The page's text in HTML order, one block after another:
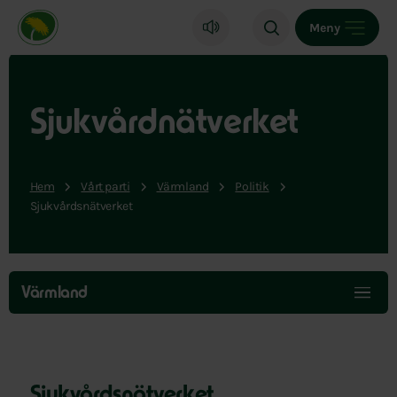
Miljöpartiet de gröna, startsida
Meny
Sjukvårdnätverket
Hem Vårt parti Värmland
Politik
Sjukvårdsnätverket
Hoppa
över
menyn
Värmland